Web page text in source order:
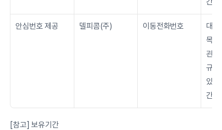
안심번호 제공 델피콤(주) 이동전화번호
대출
목적
관련
규정
있는
간을
[참고] 보유기간